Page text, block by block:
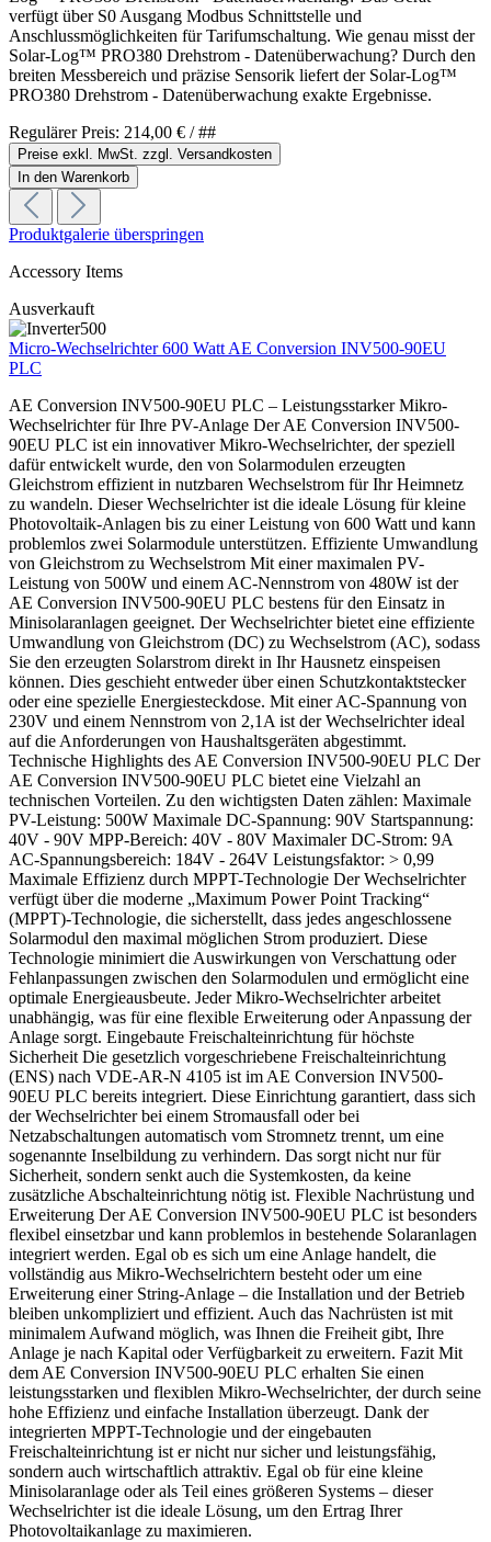
verfügt über S0 Ausgang Modbus Schnittstelle und
Anschlussmöglichkeiten für Tarifumschaltung. Wie genau misst der
Solar-Log™ PRO380 Drehstrom - Datenüberwachung? Durch den
breiten Messbereich und präzise Sensorik liefert der Solar-Log™
PRO380 Drehstrom - Datenüberwachung exakte Ergebnisse.
Regulärer Preis: 214,00 € / ##
Preise exkl. MwSt. zzgl. Versandkosten
In den Warenkorb
Produktgalerie überspringen
Accessory Items
Ausverkauft
Micro-Wechselrichter 600 Watt AE Conversion INV500-90EU
PLC
AE Conversion INV500-90EU PLC – Leistungsstarker Mikro-
Wechselrichter für Ihre PV-Anlage Der AE Conversion INV500-
90EU PLC ist ein innovativer Mikro-Wechselrichter, der speziell
dafür entwickelt wurde, den von Solarmodulen erzeugten
Gleichstrom effizient in nutzbaren Wechselstrom für Ihr Heimnetz
zu wandeln. Dieser Wechselrichter ist die ideale Lösung für kleine
Photovoltaik-Anlagen bis zu einer Leistung von 600 Watt und kann
problemlos zwei Solarmodule unterstützen. Effiziente Umwandlung
von Gleichstrom zu Wechselstrom Mit einer maximalen PV-
Leistung von 500W und einem AC-Nennstrom von 480W ist der
AE Conversion INV500-90EU PLC bestens für den Einsatz in
Minisolaranlagen geeignet. Der Wechselrichter bietet eine effiziente
Umwandlung von Gleichstrom (DC) zu Wechselstrom (AC), sodass
Sie den erzeugten Solarstrom direkt in Ihr Hausnetz einspeisen
können. Dies geschieht entweder über einen Schutzkontaktstecker
oder eine spezielle Energiesteckdose. Mit einer AC-Spannung von
230V und einem Nennstrom von 2,1A ist der Wechselrichter ideal
auf die Anforderungen von Haushaltsgeräten abgestimmt.
Technische Highlights des AE Conversion INV500-90EU PLC Der
AE Conversion INV500-90EU PLC bietet eine Vielzahl an
technischen Vorteilen. Zu den wichtigsten Daten zählen: Maximale
PV-Leistung: 500W Maximale DC-Spannung: 90V Startspannung:
40V - 90V MPP-Bereich: 40V - 80V Maximaler DC-Strom: 9A
AC-Spannungsbereich: 184V - 264V Leistungsfaktor: > 0,99
Maximale Effizienz durch MPPT-Technologie Der Wechselrichter
verfügt über die moderne „Maximum Power Point Tracking“
(MPPT)-Technologie, die sicherstellt, dass jedes angeschlossene
Solarmodul den maximal möglichen Strom produziert. Diese
Technologie minimiert die Auswirkungen von Verschattung oder
Fehlanpassungen zwischen den Solarmodulen und ermöglicht eine
optimale Energieausbeute. Jeder Mikro-Wechselrichter arbeitet
unabhängig, was für eine flexible Erweiterung oder Anpassung der
Anlage sorgt. Eingebaute Freischalteinrichtung für höchste
Sicherheit Die gesetzlich vorgeschriebene Freischalteinrichtung
(ENS) nach VDE-AR-N 4105 ist im AE Conversion INV500-
90EU PLC bereits integriert. Diese Einrichtung garantiert, dass sich
der Wechselrichter bei einem Stromausfall oder bei
Netzabschaltungen automatisch vom Stromnetz trennt, um eine
sogenannte Inselbildung zu verhindern. Das sorgt nicht nur für
Sicherheit, sondern senkt auch die Systemkosten, da keine
zusätzliche Abschalteinrichtung nötig ist. Flexible Nachrüstung und
Erweiterung Der AE Conversion INV500-90EU PLC ist besonders
flexibel einsetzbar und kann problemlos in bestehende Solaranlagen
integriert werden. Egal ob es sich um eine Anlage handelt, die
vollständig aus Mikro-Wechselrichtern besteht oder um eine
Erweiterung einer String-Anlage – die Installation und der Betrieb
bleiben unkompliziert und effizient. Auch das Nachrüsten ist mit
minimalem Aufwand möglich, was Ihnen die Freiheit gibt, Ihre
Anlage je nach Kapital oder Verfügbarkeit zu erweitern. Fazit Mit
dem AE Conversion INV500-90EU PLC erhalten Sie einen
leistungsstarken und flexiblen Mikro-Wechselrichter, der durch seine
hohe Effizienz und einfache Installation überzeugt. Dank der
integrierten MPPT-Technologie und der eingebauten
Freischalteinrichtung ist er nicht nur sicher und leistungsfähig,
sondern auch wirtschaftlich attraktiv. Egal ob für eine kleine
Minisolaranlage oder als Teil eines größeren Systems – dieser
Wechselrichter ist die ideale Lösung, um den Ertrag Ihrer
Photovoltaikanlage zu maximieren.